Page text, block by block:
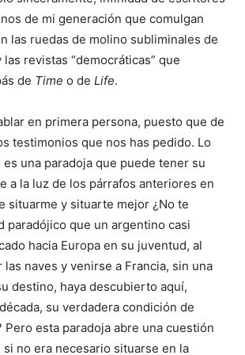
de mi generación que comulgan
las ruedas de molino subliminales de
revistas “democráticas” que
de Time o de Life.
en primera persona, puesto que de
testimonios que nos has pedido. Lo
una paradoja que puede tener su
a la luz de los párrafos anteriores en
situarme y situarte mejor ¿No te
paradójico que un argentino casi
hacia Europa en su juventud, al
las naves y venirse a Francia, sin una
destino, haya descubierto aquí,
su verdadera condición de
Pero esta paradoja abre una cuestión
si no era necesario situarse en la